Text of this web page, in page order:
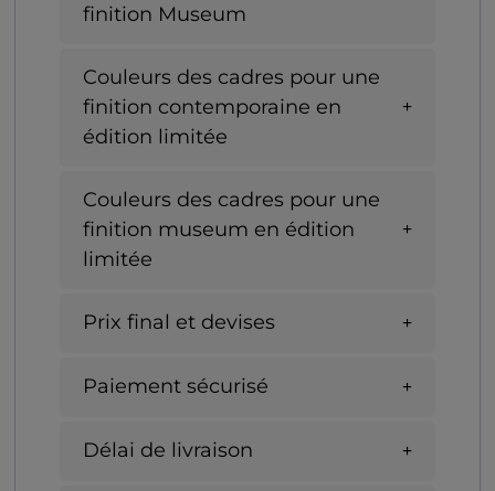
finition Museum
Couleurs des cadres pour une
finition contemporaine en
édition limitée
Couleurs des cadres pour une
finition museum en édition
limitée
Prix final et devises
Paiement sécurisé
Délai de livraison